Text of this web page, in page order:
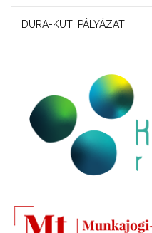
DURA-KUTI PÁLYÁZAT